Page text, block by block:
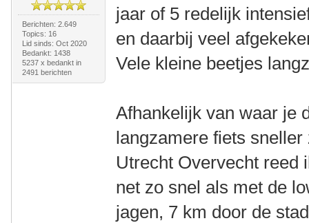
Berichten: 2.649
Topics: 16
Lid sinds: Oct 2020
Bedankt: 1438
5237 x bedankt in
2491 berichten
jaar of 5 redelijk
en daarbij veel
Vele kleine beetjes
Afhankelijk van waar je
langzamere fiets
Utrecht Overvecht reed
net zo snel als met de
jagen, 7 km door de